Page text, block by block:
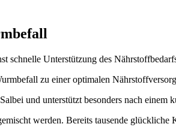
schnelle Unterstützung des
zu einer optimalen
und unterstützt besonders nach einem
werden. Bereits tausende